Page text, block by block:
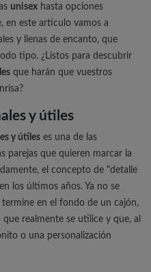
unisex hasta opciones
en este artículo vamos a
y llenas de encanto, que
tipo. ¿Listos para descubrir
que harán que vuestros
y útiles
y útiles es una de las
parejas que quieren marcar la
el concepto de "detalle
los últimos años. Ya no se
en el fondo de un cajón,
realmente se utilice y que, al
o una personalización